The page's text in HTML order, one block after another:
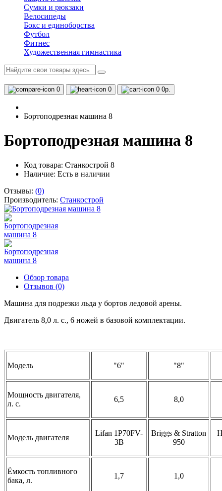
Сумки и рюкзаки
Велосипеды
Бокс и единоборства
Футбол
Фитнес
Художественная гимнастика
0 0 0 0р.
Бортоподрезная машина 8
Бортоподрезная машина 8
Код товара: Станкострой 8
Наличие: Есть в наличии
Отзывы: (0)
Производитель: Станкострой
Обзор товара
Отзывов (0)
Машина для подрезки льда у бортов ледовой арены.
Двигатель 8,0 л. с., 6 ножей в базовой комплектации.
Модель "6" "8"
Мощность двигателя,
л. с.
6,5 8,0
Модель двигателя
Lifan 1P70FV-
3B
Briggs & Stratton
950
Ёмкость топливного
бака, л.
1,7 1,0